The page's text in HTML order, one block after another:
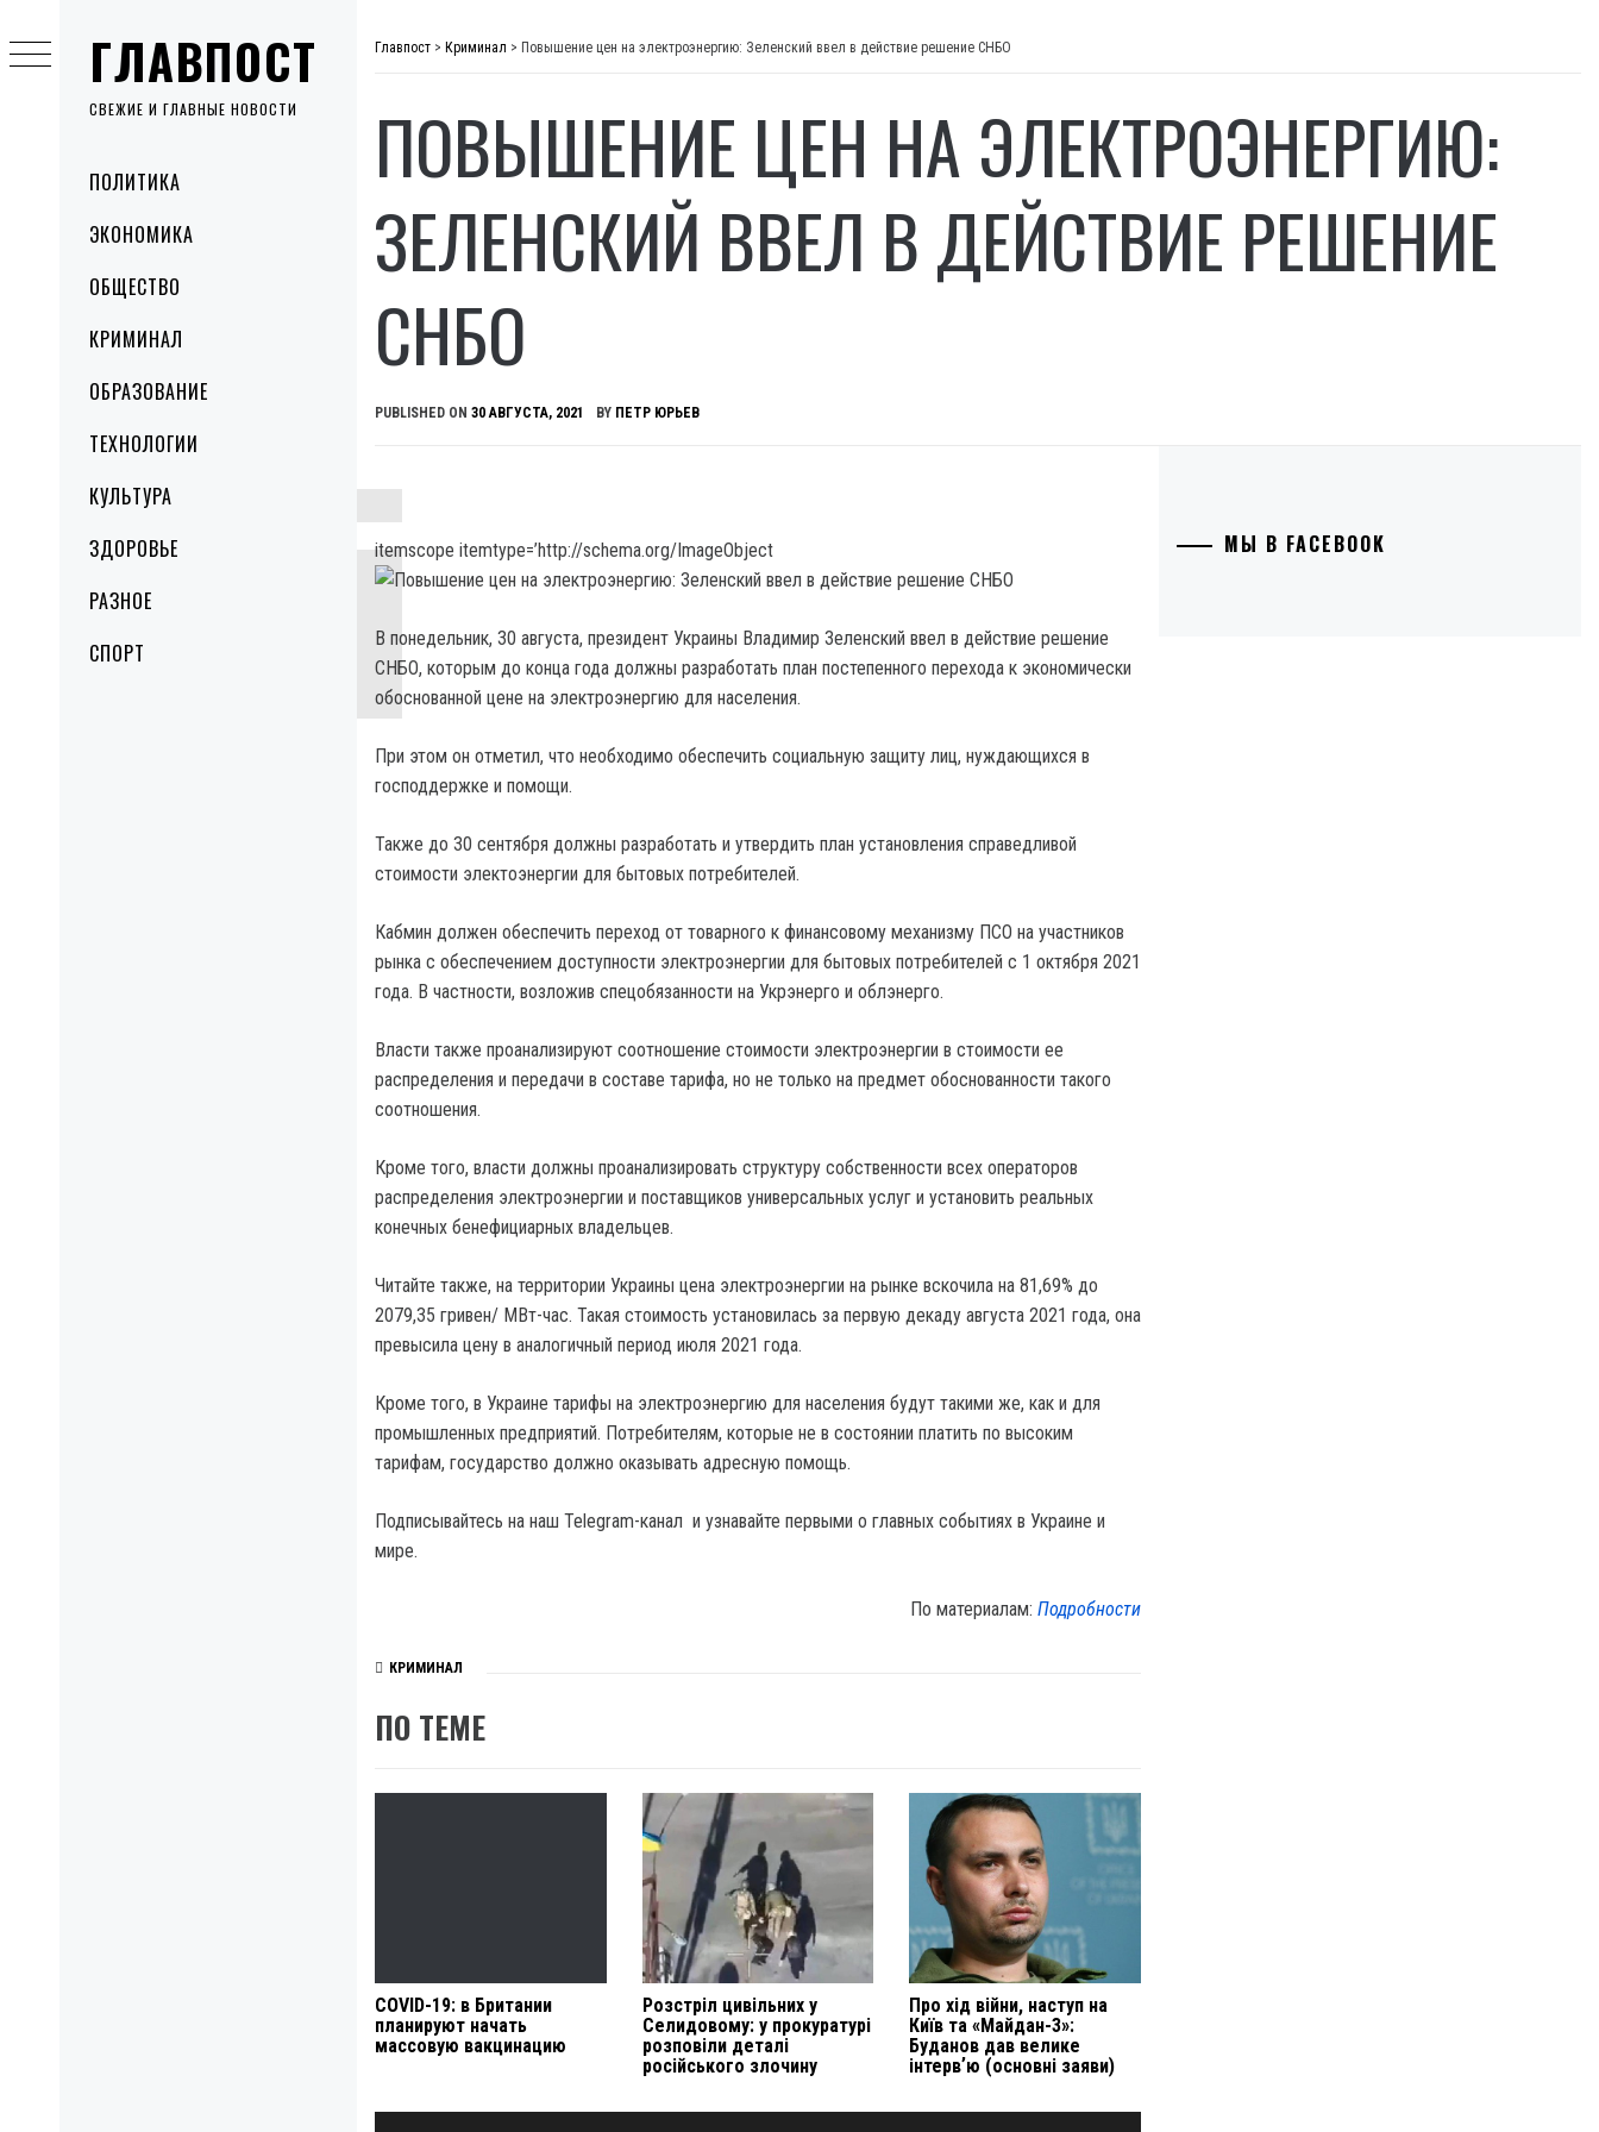
ГЛАВПОСТ
СВЕЖИЕ И ГЛАВНЫЕ НОВОСТИ
MenuПОЛИТИКА
ЭКОНОМИКА
ОБЩЕСТВО
КРИМИНАЛ
ОБРАЗОВАНИЕ
ТЕХНОЛОГИИ
КУЛЬТУРА
ЗДОРОВЬЕ
РАЗНОЕ
СПОРТ
to
content
Главпост > Криминал > Повышение цен на электроэнергию: Зеленский ввел в действие решение СНБО
ПОВЫШЕНИЕ ЦЕН НА ЭЛЕКТРОЭНЕРГИЮ:
ЗЕЛЕНСКИЙ ВВЕЛ В ДЕЙСТВИЕ РЕШЕНИЕ
СНБО
PUBLISHED ON 30 АВГУСТА, 2021 BY ПЕТР ЮРЬЕВ
itemscope itemtype=’http://schema.org/ImageObject
В понедельник, 30 августа, президент Украины Владимир Зеленский ввел в действие решение
СНБО, которым до конца года должны разработать план постепенного перехода к экономически
обоснованной цене на электроэнергию для населения.
При этом он отметил, что необходимо обеспечить социальную защиту лиц, нуждающихся в
господдержке и помощи.
Также до 30 сентября должны разработать и утвердить план установления справедливой
стоимости электоэнергии для бытовых потребителей.
Кабмин должен обеспечить переход от товарного к финансовому механизму ПСО на участников
рынка с обеспечением доступности электроэнергии для бытовых потребителей с 1 октября 2021
года. В частности, возложив спецобязанности на Укрэнерго и облэнерго.
Власти также проанализируют соотношение стоимости электроэнергии в стоимости ее
распределения и передачи в составе тарифа, но не только на предмет обоснованности такого
соотношения.
Кроме того, власти должны проанализировать структуру собственности всех операторов
распределения электроэнергии и поставщиков универсальных услуг и установить реальных
конечных бенефициарных владельцев.
Читайте также, на территории Украины цена электроэнергии на рынке вскочила на 81,69% до
2079,35 гривен/ МВт-час. Такая стоимость установилась за первую декаду августа 2021 года, она
превысила цену в аналогичный период июля 2021 года.
Кроме того, в Украине тарифы на электроэнергию для населения будут такими же, как и для
промышленных предприятий. Потребителям, которые не в состоянии платить по высоким
тарифам, государство должно оказывать адресную помощь.
Подписывайтесь на наш Telegram-канал и узнавайте первыми о главных событиях в Украине и
мире.
По материалам:Подробности
КРИМИНАЛ
ПО ТЕМЕ
COVID-19: в Британии
планируют начать
массовую вакцинацию
Розстріл цивільних у
Селидовому: у прокуратурі
розповіли деталі
російського злочину
Про хід війни, наступ на
Київ та «Майдан-3»:
Буданов дав велике
інтервʼю (основні заяви)
МЫ В FACEBOOK